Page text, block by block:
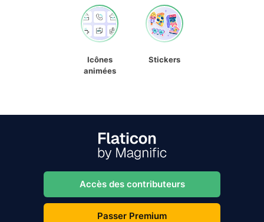
Icônes
animées
Stickers
Accès des contributeurs
Passer Premium